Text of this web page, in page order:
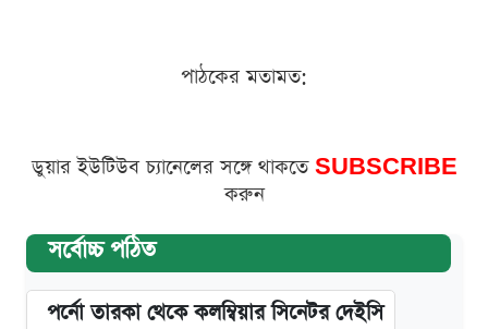
পাঠকের মতামত:
ডুয়ার ইউটিউব চ্যানেলের সঙ্গে থাকতে SUBSCRIBE
করুন
সর্বোচ্চ পঠিত
পর্নো তারকা থেকে কলম্বিয়ার সিনেটর দেইসি